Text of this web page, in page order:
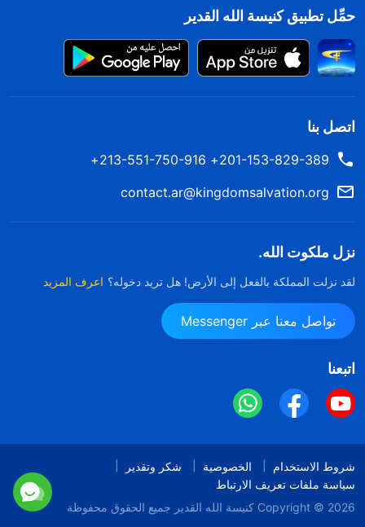
حمِّل تطبيق كنيسة الله القدير
اتصل بنا
201-153-829-389+ 213-551-750-916+
contact.ar@kingdomsalvation.org
نزل ملكوت الله.
لقد نزلت المملكة بالفعل إلى الأرض! هل تريد دخوله؟ اعرف المزيد
تواصل معنا عبر Messenger
اتبعنا
شروط الاستخدام الخصوصية
شكر وتقدير
سياسة ملفات تعريف الارتباط
Copyright © 2026 كنيسة الله القدير جميع الحقوق محفوظة